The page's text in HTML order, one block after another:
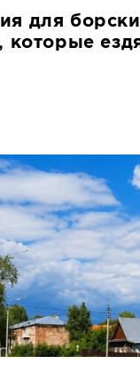
для
которые